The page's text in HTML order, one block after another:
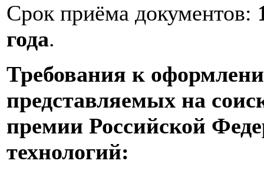
Срок приёма документов:
года.
Требования к
представляемых на
премии Российской
технологий: